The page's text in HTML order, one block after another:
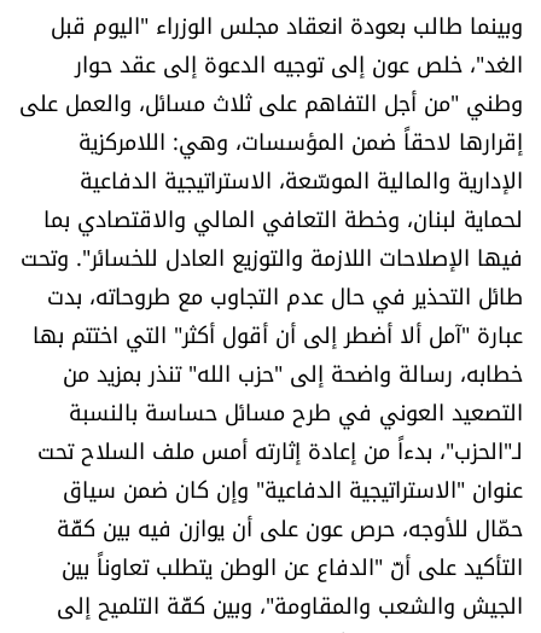
وبينما طالب بعودة انعقاد مجلس الوزراء "اليوم قبل
الغد"، خلص عون إلى توجيه الدعوة إلى عقد حوار
وطني "من أجل التفاهم على ثلاث مسائل، والعمل على
إقرارها لاحقاً ضمن المؤسسات، وهي: اللامركزية
الإدارية والمالية الموسّعة، الاستراتيجية الدفاعية
لحماية لبنان، وخطة التعافي المالي والاقتصادي بما
فيها الإصلاحات اللازمة والتوزيع العادل للخسائر". وتحت
طائل التحذير في حال عدم التجاوب مع طروحاته، بدت
عبارة "آمل ألا أضطر إلى أن أقول أكثر" التي اختتم بها
خطابه، رسالة واضحة إلى "حزب الله" تنذر بمزيد من
التصعيد العوني في طرح مسائل حساسة بالنسبة
لـ"الحزب"، بدءاً من إعادة إثارته أمس ملف السلاح تحت
عنوان "الاستراتيجية الدفاعية" وإن كان ضمن سياق
حمّال للأوجه، حرص عون على أن يوازن فيه بين كفّة
التأكيد على أنّ "الدفاع عن الوطن يتطلب تعاوناً بين
الجيش والشعب والمقاومة"، وبين كفّة التلميح إلى